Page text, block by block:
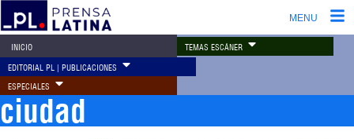
MENU
INICIO TEMAS ESCÁNER
EDITORIAL PL | PUBLICACIONES
ESPECIALES
ciudad